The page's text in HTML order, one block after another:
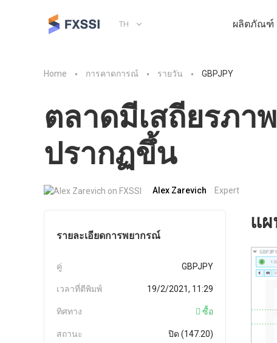
TH ผลิตภัณฑ์
Home การคาดการณ์ รายวัน GBPJPY
ตลาดมีเสถียรภ
ปรากฏขึ้น
Alex Zarevich Expert
รายละเอียดการพยากรณ์
คู่ GBPJPY
เวลาที่ตีพิมพ์ 19/2/2021, 11:29
ทิศทาง ซื้อ
สถานะ ปิด (147.20)
แ